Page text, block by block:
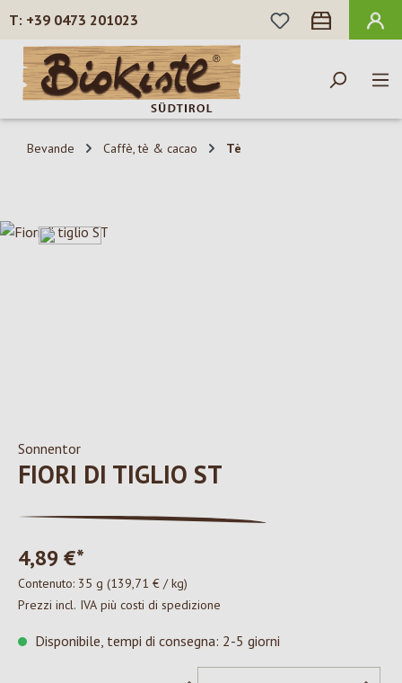
Passa al contenuto principale
+39 0473 201023
HAI 0 ARTICOLI
Bevande Caffè, tè & cacao Tè
Salta la galleria di immagini
Sonnentor
FIORI DI TIGLIO ST
4,89 €*
Contenuto: 35 g (139,71 € / kg)
Prezzi incl. IVA più costi di spedizione
Disponibile, tempi di consegna: 2-5 giorni